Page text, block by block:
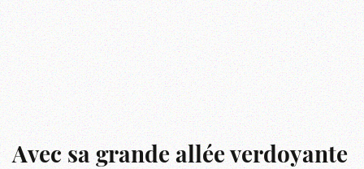
Avec sa grande allée verdoyante